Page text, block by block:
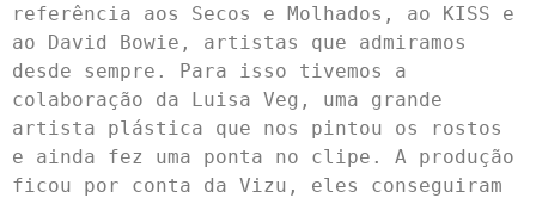
referência aos Secos e Molhados, ao KISS e
ao David Bowie, artistas que admiramos
desde sempre. Para isso tivemos a
colaboração da Luisa Veg, uma grande
artista plástica que nos pintou os rostos
e ainda fez uma ponta no clipe. A produção
ficou por conta da Vizu, eles conseguiram